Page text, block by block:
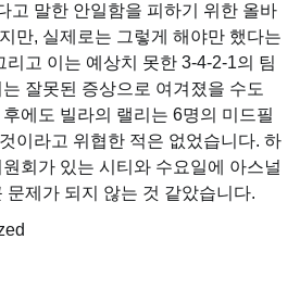
고 말한 안일함을 피하기 위한 올바
만, 실제로는 그렇게 해야만 했다는
리고 이는 예상치 못한 3-4-2-1의 팀
잘못된 증상으로 여겨졌을 수도
에도 빌라의 랠리는 6명의 미드필
이라고 위협한 적은 없었습니다. 하
회가 있는 시티와 수요일에 아스널
문제가 되지 않는 것 같았습니다.